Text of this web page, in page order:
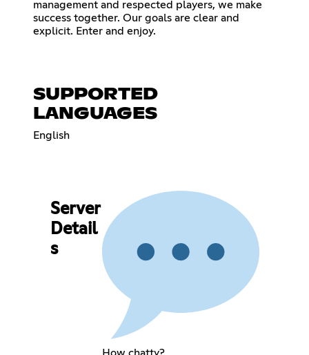
management and respected players, we make
success together. Our goals are clear and
explicit. Enter and enjoy.
SUPPORTED
LANGUAGES
English
Server
Detail
s